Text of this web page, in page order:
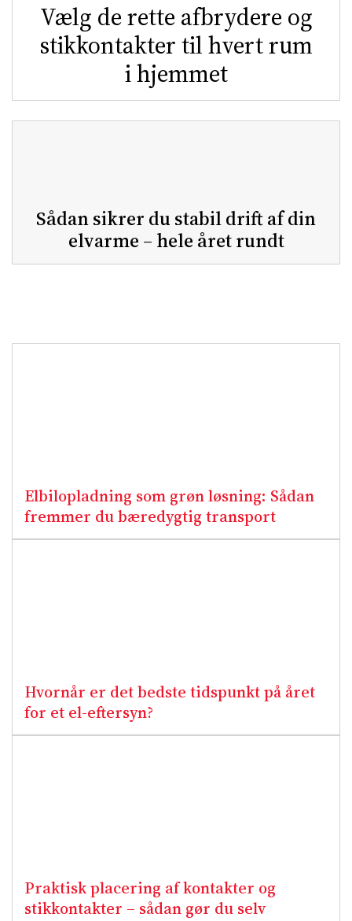
Vælg de rette afbrydere og
stikkontakter til hvert rum
i hjemmet
Sådan sikrer du stabil drift af din
elvarme – hele året rundt
Elbilopladning som grøn løsning: Sådan
fremmer du bæredygtig transport
Hvornår er det bedste tidspunkt på året
for et el-eftersyn?
Praktisk placering af kontakter og
stikkontakter – sådan gør du selv